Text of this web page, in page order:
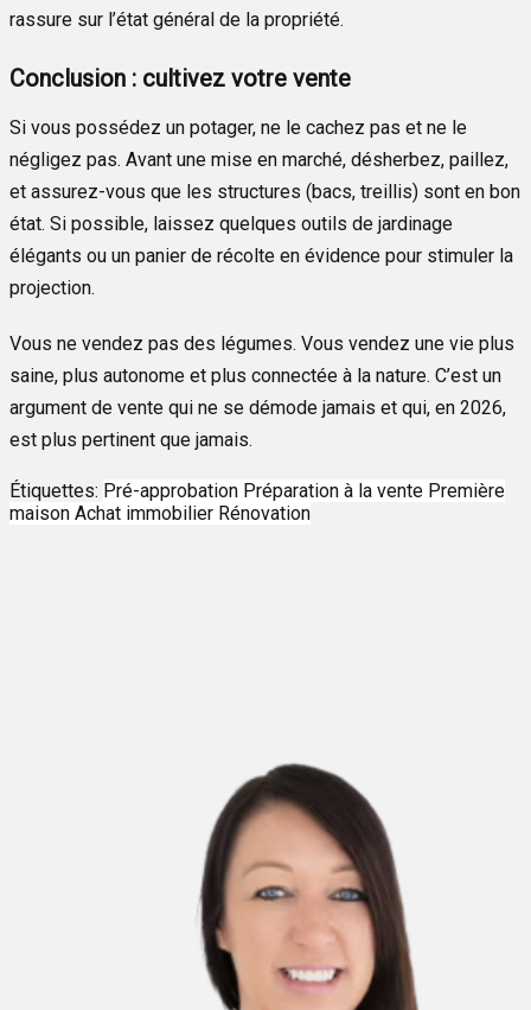
rassure sur l’état général de la propriété.
Conclusion : cultivez votre vente
Si vous possédez un potager, ne le cachez pas et ne le
négligez pas. Avant une mise en marché, désherbez, paillez,
et assurez-vous que les structures (bacs, treillis) sont en bon
état. Si possible, laissez quelques outils de jardinage
élégants ou un panier de récolte en évidence pour stimuler la
projection.
Vous ne vendez pas des légumes. Vous vendez une vie plus
saine, plus autonome et plus connectée à la nature. C’est un
argument de vente qui ne se démode jamais et qui, en 2026,
est plus pertinent que jamais.
Étiquettes: Pré-approbation Préparation à la vente Première
maison Achat immobilier Rénovation